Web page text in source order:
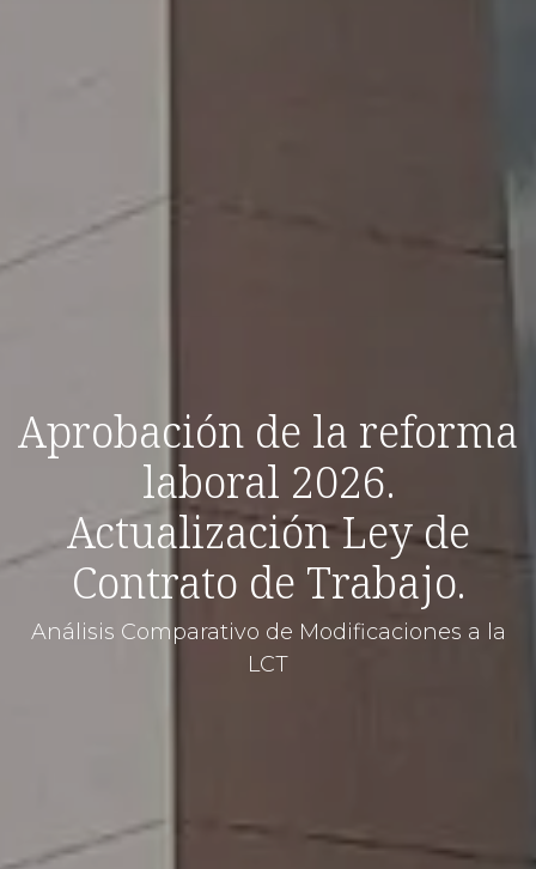
Aprobación de la reforma
laboral 2026.
Actualización Ley de
Contrato de Trabajo.
Análisis Comparativo de Modificaciones a la
LCT